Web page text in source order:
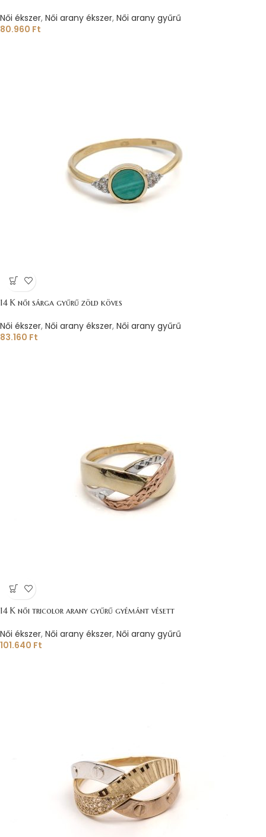
Női ékszer, Női arany ékszer, Női arany gyűrű
80.960 Ft
14 K női sárga gyűrű zöld köves
Női ékszer, Női arany ékszer, Női arany gyűrű
83.160 Ft
14 K női tricolor arany gyűrű gyémánt vésett
Női ékszer, Női arany ékszer, Női arany gyűrű
101.640 Ft